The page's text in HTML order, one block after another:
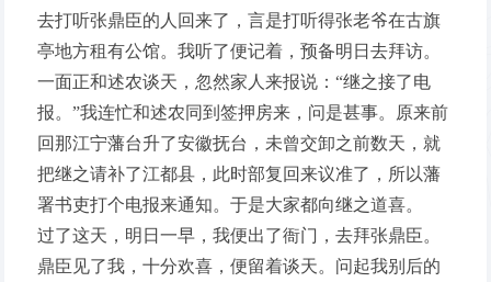
去打听张鼎臣的人回来了，言是打听得张老爷在古旗
亭地方租有公馆。我听了便记着，预备明日去拜访。
一面正和述农谈天，忽然家人来报说：“继之接了电
报。”我连忙和述农同到签押房来，问是甚事。原来前
回那江宁藩台升了安徽抚台，未曾交卸之前数天，就
把继之请补了江都县，此时部复回来议准了，所以藩
署书吏打个电报来通知。于是大家都向继之道喜。
过了这天，明日一早，我便出了衙门，去拜张鼎臣。
鼎臣见了我，十分欢喜，便留着谈天。问起我别后的